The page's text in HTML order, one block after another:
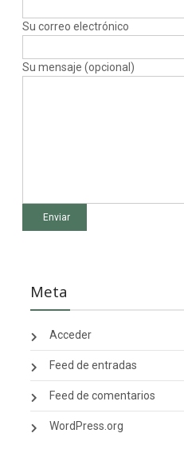
Su correo electrónico
Su mensaje (opcional)
Meta
Acceder
Feed de entradas
Feed de comentarios
WordPress.org